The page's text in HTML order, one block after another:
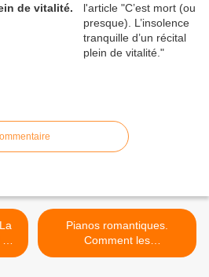
de vitalité.
Pianos romantiques.
Comment les
enregistrements historiques